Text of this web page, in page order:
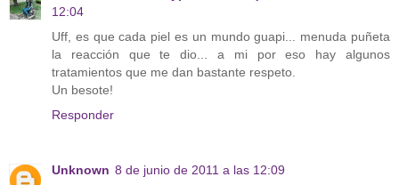
12:04
Uff, es que cada piel es un mundo guapi... menuda puñeta
la reacción que te dio... a mi por eso hay algunos
tratamientos que me dan bastante respeto.
Un besote!
Responder
Unknown 8 de junio de 2011 a las 12:09